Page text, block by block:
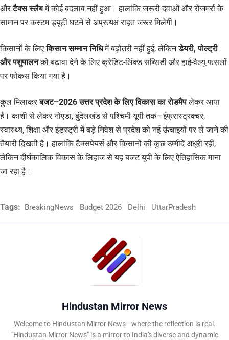
औरटैक्स स्लैबमें कोई बदलाव नहीं हुआ। हालांकि जरूरी दवाओं और रोजमर्रा के
सामान पर कस्टम ड्यूटी घटने से अप्रत्यक्ष राहत जरूर मिलेगी।
किसानों के लिएकिसान सम्मान निधिमें बढ़ोतरी नहीं हुई, लेकिनडेयरी, पोल्ट्री
और पशुपालनको बढ़ावा देने के लिए क्रेडिट-लिंक्ड सब्सिडी और हाई-वैल्यू फसलों
पर फोकस किया गया है।
कुल मिलाकरबजट–2026 उत्तर प्रदेश के लिए विकास का रोडमैपलेकर आया
है। काशी से लेकर नोएडा, बुंदेलखंड से पश्चिमी यूपी तक—इंफ्रास्ट्रक्चर,
स्वास्थ्य, शिक्षा और इंडस्ट्री में बड़े निवेश से प्रदेश को नई ऊंचाइयों पर ले जाने की
तैयारी दिखती है। हालांकि टैक्सपेयर्स और किसानों की कुछ उम्मीदें अधूरी रहीं,
लेकिन दीर्घकालिक विकास के लिहाज से यह बजट यूपी के लिए ऐतिहासिक माना
जा रहा है।
Tags: BreakingNews Budget 2026 Delhi UttarPradesh
Hindustan Mirror News
Welcome to Hindustan Mirror News—where the reflection is real.
"Hindustan Mirror News" is a mirror to India's diverse and dynamic